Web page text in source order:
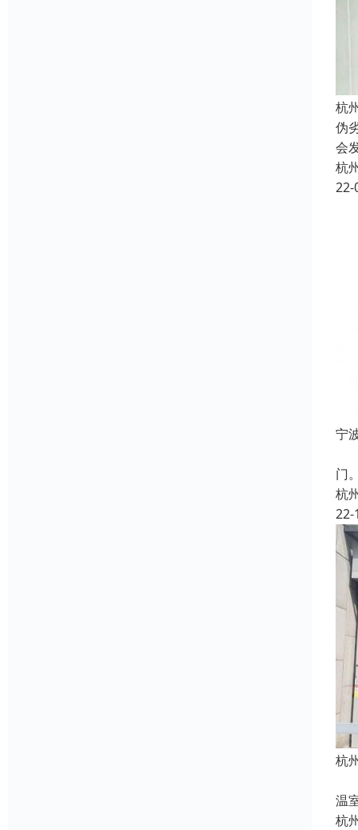
杭
伪
会
杭
22-
宁
门
杭
22-
杭
温
杭